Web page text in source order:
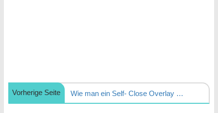
Vorherige Seite Wie man ein Self- Close Overlay Scharnier für eine Gatehouse Installieren